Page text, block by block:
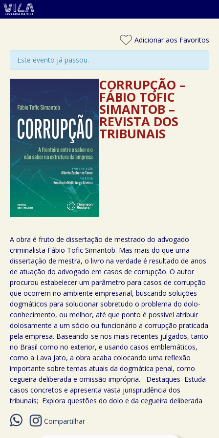
Adicionar aos Favoritos
Este evento já passou.
CORRUPÇÃO –
FÁBIO TOFIC
SIMANTOB –
REVISTA DOS
TRIBUNAIS
A obra é fruto de dissertação de mestrado do advogado
criminalista Fábio Tofic Simantob. Mas mais do que uma
dissertação de mestra, o livro na verdade é resultado de anos
de atuação do advogado em casos de corrupção. O autor
procurou estabelecer um parâmetro para casos de corrupção
que ocorrem no ambiente empresarial, buscando soluções
dogmáticos para solucionar sobretudo o problema do dolo-
conhecimento, ou melhor, até que ponto é possível atribuir
dolosamente a um sócio ou funcionário a corrupção praticada
pela empresa. Baseando-se nos mais recentes julgados, tanto
no Brasil como no exterior, e usando casos emblemáticos,
como a Lava Jato, a obra acaba colocando uma reflexão
importante sobre temas atuais da dogmática penal, como
cegueira deliberada e omissão imprópria. Destaques Estuda
casos concretos e apresenta vasta jurisprudência dos
tribunais; Explora questões do dolo e da cegueira deliberada
Compartilhar